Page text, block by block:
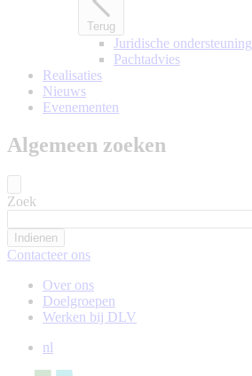
Terug
Juridische ondersteuning
Pachtadvies
Realisaties
Nieuws
Evenementen
Algemeen zoeken
Zoek
Contacteer ons
Over ons
Doelgroepen
Werken bij DLV
nl